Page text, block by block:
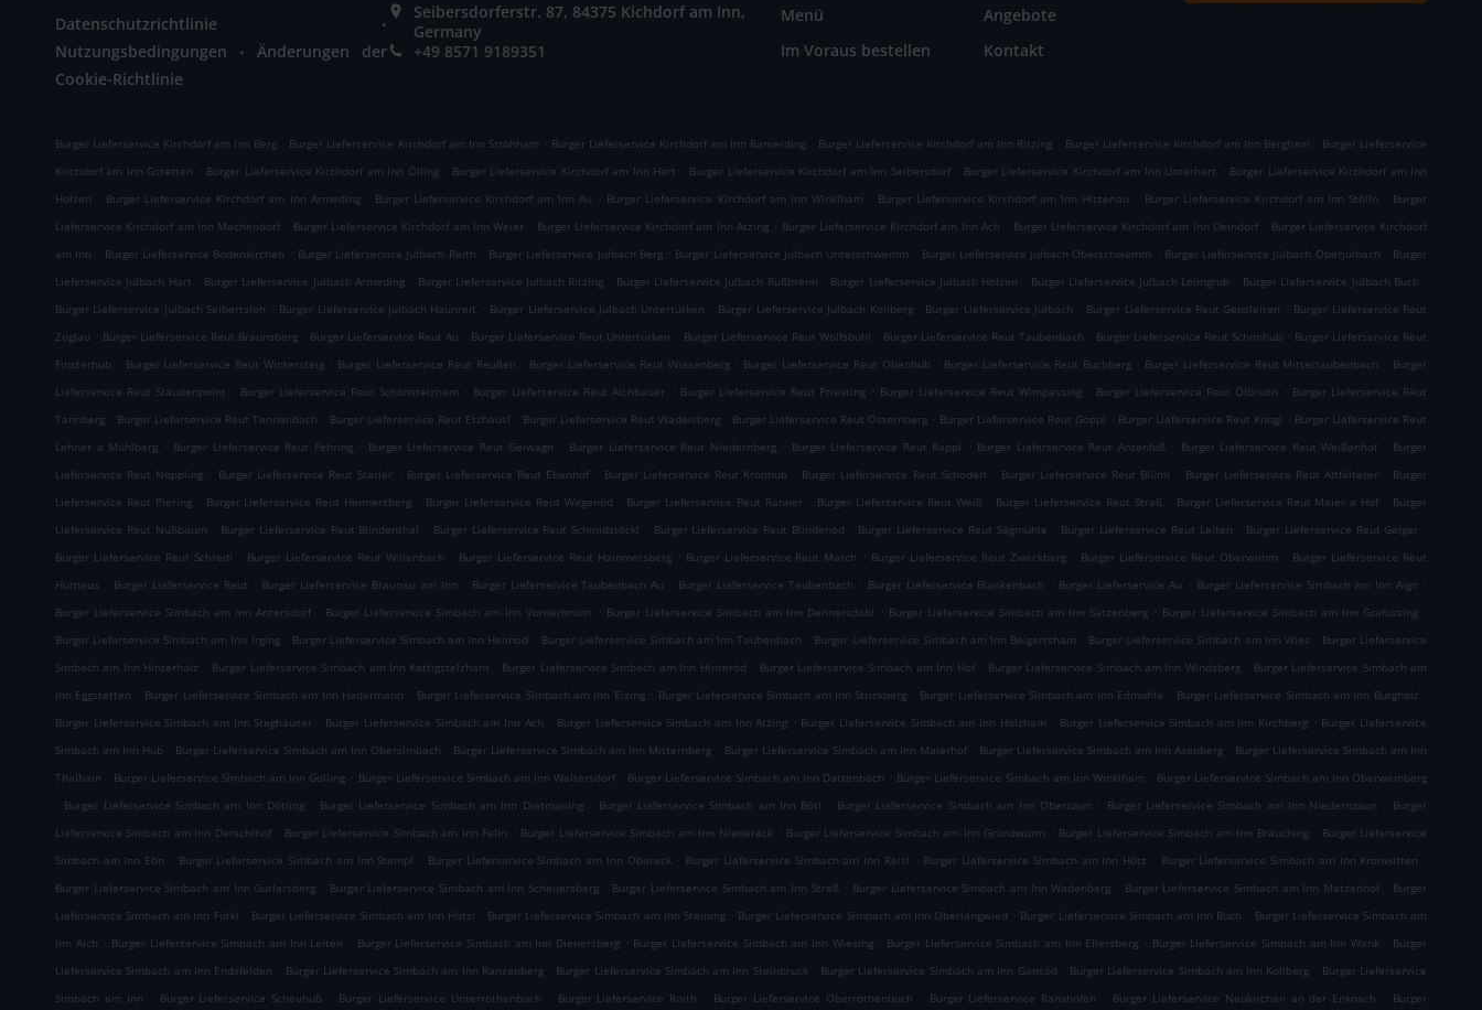
Datenschutzrichtlinie .
Nutzungsbedingungen .
Änderungen der
Cookie-Richtlinie
Seibersdorferstr. 87, 84375 Kichdorf am Inn,
Germany
+49 8571 9189351
Menü
Angebote
Im Voraus bestellen
Kontakt
Burger Lieferservice Kirchdorf am Inn Berg . Burger Lieferservice Kirchdorf am Inn Strohham . Burger Lieferservice Kirchdorf am Inn Ramerding . Burger Lieferservice Kirchdorf am Inn Ritzing . Burger Lieferservice Kirchdorf am Inn Bergham . Burger Lieferservice
Kirchdorf am Inn Gstetten . Burger Lieferservice Kirchdorf am Inn Ölling . Burger Lieferservice Kirchdorf am Inn Hart . Burger Lieferservice Kirchdorf am Inn Seibersdorf . Burger Lieferservice Kirchdorf am Inn Unterhart . Burger Lieferservice Kirchdorf am Inn
Holzen . Burger Lieferservice Kirchdorf am Inn Armeding . Burger Lieferservice Kirchdorf am Inn Au . Burger Lieferservice Kirchdorf am Inn Winklham . Burger Lieferservice Kirchdorf am Inn Hitzenau . Burger Lieferservice Kirchdorf am Inn Stölln . Burger
Lieferservice Kirchdorf am Inn Machendorf . Burger Lieferservice Kirchdorf am Inn Weier . Burger Lieferservice Kirchdorf am Inn Atzing . Burger Lieferservice Kirchdorf am Inn Ach . Burger Lieferservice Kirchdorf am Inn Deindorf . Burger Lieferservice Kirchdorf
am Inn . Burger Lieferservice Bodenkirchen . Burger Lieferservice Julbach Reith . Burger Lieferservice Julbach Berg . Burger Lieferservice Julbach Unterschwemm . Burger Lieferservice Julbach Oberschwemm . Burger Lieferservice Julbach Oberjulbach . Burger
Lieferservice Julbach Hart . Burger Lieferservice Julbach Armeding . Burger Lieferservice Julbach Ritzing . Burger Lieferservice Julbach Rußbrenn . Burger Lieferservice Julbach Holzen . Burger Lieferservice Julbach Leimgrub . Burger Lieferservice Julbach Buch .
Burger Lieferservice Julbach Seibertsloh . Burger Lieferservice Julbach Haunreit . Burger Lieferservice Julbach Untertürken . Burger Lieferservice Julbach Kollberg . Burger Lieferservice Julbach . Burger Lieferservice Reut Gensleiten . Burger Lieferservice Reut
Zoglau . Burger Lieferservice Reut Braunsberg . Burger Lieferservice Reut Au . Burger Lieferservice Reut Untertürken . Burger Lieferservice Reut Wolfsbühl . Burger Lieferservice Reut Taubenbach . Burger Lieferservice Reut Schönhub . Burger Lieferservice Reut
Finsterhub . Burger Lieferservice Reut Wintersteig . Burger Lieferservice Reut Reußen . Burger Lieferservice Reut Wiesenberg . Burger Lieferservice Reut Obenhub . Burger Lieferservice Reut Buchberg . Burger Lieferservice Reut Mittertaubenbach . Burger
Lieferservice Reut Staudenpoint . Burger Lieferservice Reut Schönstelzham . Burger Lieferservice Reut Aichbauer . Burger Lieferservice Reut Priesting . Burger Lieferservice Reut Wimpassing . Burger Lieferservice Reut Ölbrunn . Burger Lieferservice Reut
Tannberg . Burger Lieferservice Reut Tannenbach . Burger Lieferservice Reut Etzhäusl . Burger Lieferservice Reut Wadelsberg . Burger Lieferservice Reut Osternberg . Burger Lieferservice Reut Göppl . Burger Lieferservice Reut Knogl . Burger Lieferservice Reut
Lehner a Mühlberg . Burger Lieferservice Reut Fehring . Burger Lieferservice Reut Geiwagn . Burger Lieferservice Reut Niedernberg . Burger Lieferservice Reut Rappl . Burger Lieferservice Reut Antenfuß . Burger Lieferservice Reut Weißenhof . Burger
Lieferservice Reut Noppling . Burger Lieferservice Reut Starler . Burger Lieferservice Reut Ebenhof . Burger Lieferservice Reut Kronhub . Burger Lieferservice Reut Schöderl . Burger Lieferservice Reut Blüml . Burger Lieferservice Reut Altfalterer . Burger
Lieferservice Reut Piering . Burger Lieferservice Reut Hennersberg . Burger Lieferservice Reut Wagenöd . Burger Lieferservice Reut Ranner . Burger Lieferservice Reut Weiß . Burger Lieferservice Reut Straß . Burger Lieferservice Reut Maier a Hof . Burger
Lieferservice Reut Nußbaum . Burger Lieferservice Reut Blindenthal . Burger Lieferservice Reut Schmidstöckl . Burger Lieferservice Reut Blindenöd . Burger Lieferservice Reut Sägmühle . Burger Lieferservice Reut Leiten . Burger Lieferservice Reut Geiger .
Burger Lieferservice Reut Schredl . Burger Lieferservice Reut Willenbach . Burger Lieferservice Reut Hammersberg . Burger Lieferservice Reut March . Burger Lieferservice Reut Zweckberg . Burger Lieferservice Reut Oberwimm . Burger Lieferservice Reut
Hurnaus . Burger Lieferservice Reut . Burger Lieferservice Braunau am Inn . Burger Lieferservice Taubenbach Au . Burger Lieferservice Taubenbach . Burger Lieferservice Blankenbach . Burger Lieferservice Au . Burger Lieferservice Simbach am Inn Aign .
Burger Lieferservice Simbach am Inn Antersdorf . Burger Lieferservice Simbach am Inn Vorderbrunn . Burger Lieferservice Simbach am Inn Dennersdobl . Burger Lieferservice Simbach am Inn Satzenberg . Burger Lieferservice Simbach am Inn Grafussing .
Burger Lieferservice Simbach am Inn Irging . Burger Lieferservice Simbach am Inn Heimöd . Burger Lieferservice Simbach am Inn Taubenbach . Burger Lieferservice Simbach am Inn Beigertsham . Burger Lieferservice Simbach am Inn Wies . Burger Lieferservice
Simbach am Inn Hinterholz . Burger Lieferservice Simbach am Inn Kottigstelzham . Burger Lieferservice Simbach am Inn Hinteröd . Burger Lieferservice Simbach am Inn Hof . Burger Lieferservice Simbach am Inn Windsberg . Burger Lieferservice Simbach am
Inn Eggstetten . Burger Lieferservice Simbach am Inn Hadermann . Burger Lieferservice Simbach am Inn Eizing . Burger Lieferservice Simbach am Inn Strickberg . Burger Lieferservice Simbach am Inn Edmühle . Burger Lieferservice Simbach am Inn Burgholz .
Burger Lieferservice Simbach am Inn Steghäuser . Burger Lieferservice Simbach am Inn Ach . Burger Lieferservice Simbach am Inn Atzing . Burger Lieferservice Simbach am Inn Holzham . Burger Lieferservice Simbach am Inn Kirchberg . Burger Lieferservice
Simbach am Inn Hub . Burger Lieferservice Simbach am Inn Obersimbach . Burger Lieferservice Simbach am Inn Mitternberg . Burger Lieferservice Simbach am Inn Maierhof . Burger Lieferservice Simbach am Inn Asenberg . Burger Lieferservice Simbach am Inn
Thalham . Burger Lieferservice Simbach am Inn Golling . Burger Lieferservice Simbach am Inn Waltersdorf . Burger Lieferservice Simbach am Inn Dattenbach . Burger Lieferservice Simbach am Inn Winklham . Burger Lieferservice Simbach am Inn Oberweinberg
. Burger Lieferservice Simbach am Inn Dötling . Burger Lieferservice Simbach am Inn Dietmaning . Burger Lieferservice Simbach am Inn Bötl . Burger Lieferservice Simbach am Inn Oberzaun . Burger Lieferservice Simbach am Inn Niedernzaun . Burger
Lieferservice Simbach am Inn Derschlhof . Burger Lieferservice Simbach am Inn Felln . Burger Lieferservice Simbach am Inn Niedereck . Burger Lieferservice Simbach am Inn Gründwürm . Burger Lieferservice Simbach am Inn Brauching . Burger Lieferservice
Simbach am Inn Ebn . Burger Lieferservice Simbach am Inn Stempl . Burger Lieferservice Simbach am Inn Obereck . Burger Lieferservice Simbach am Inn Reisl . Burger Lieferservice Simbach am Inn Hötz . Burger Lieferservice Simbach am Inn Kronwitten .
Burger Lieferservice Simbach am Inn Gutlersberg . Burger Lieferservice Simbach am Inn Scheuersberg . Burger Lieferservice Simbach am Inn Straß . Burger Lieferservice Simbach am Inn Wadenberg . Burger Lieferservice Simbach am Inn Matzenhof . Burger
Lieferservice Simbach am Inn Fürkl . Burger Lieferservice Simbach am Inn Hötzl . Burger Lieferservice Simbach am Inn Steining . Burger Lieferservice Simbach am Inn Oberlangwied . Burger Lieferservice Simbach am Inn Buch . Burger Lieferservice Simbach am
Inn Aich . Burger Lieferservice Simbach am Inn Leiten . Burger Lieferservice Simbach am Inn Dienersberg . Burger Lieferservice Simbach am Inn Wiesing . Burger Lieferservice Simbach am Inn Ellersberg . Burger Lieferservice Simbach am Inn Wank . Burger
Lieferservice Simbach am Inn Endsfelden . Burger Lieferservice Simbach am Inn Ranzenberg . Burger Lieferservice Simbach am Inn Steinbruck . Burger Lieferservice Simbach am Inn Gansöd . Burger Lieferservice Simbach am Inn Kollberg . Burger Lieferservice
Simbach am Inn
. Burger Lieferservice Scheuhub . Burger Lieferservice Unterrothenbuch . Burger Lieferservice Roith . Burger Lieferservice Oberrothenbuch . Burger Lieferservice Ranshofen . Burger Lieferservice Neukirchen an der Enknach . Burger